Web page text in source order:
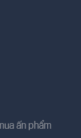
ấn phẩm